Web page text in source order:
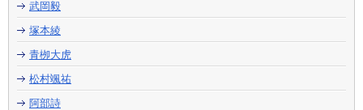
武岡毅
塚本綾
青栁大虎
松村颯祐
阿部詩